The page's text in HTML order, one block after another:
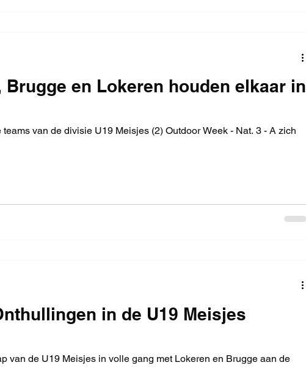
Brugge en Lokeren houden elkaar in
van de divisie U19 Meisjes (2) Outdoor Week - Nat. 3 - A zich
in de U19 Meisjes
van de U19 Meisjes in volle gang met Lokeren en Brugge aan de